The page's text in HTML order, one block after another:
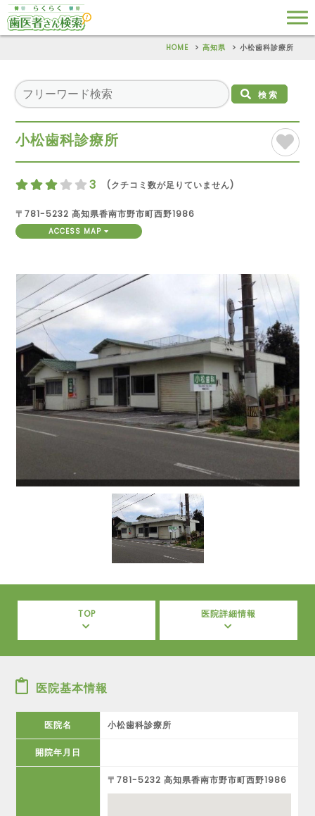
HOME 高知県 小松歯科診療所
検索
小松歯科診療所
3 (クチコミ数が足りていません)
〒781-5232 高知県香南市野市町西野1986
ACCESS MAP
TOP 医院詳細情報
医院基本情報
医院名 小松歯科診療所
開院年月日
〒781-5232 高知県香南市野市町西野1986